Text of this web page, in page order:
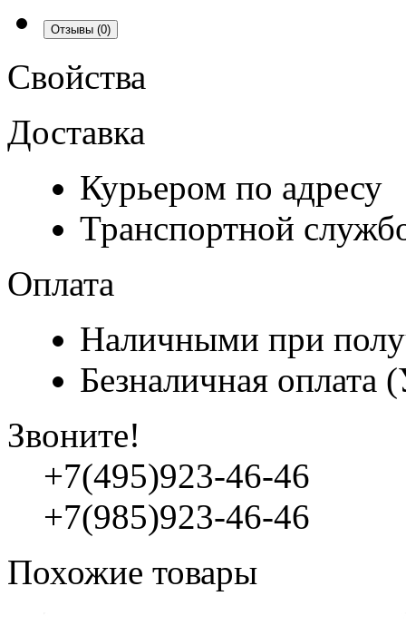
Отзывы (0)
Свойства
Доставка
Курьером по адресу
Транспортной
Оплата
Наличными при
Безналичная
Звоните!
+7(495)923-46-46
+7(985)923-46-46
Похожие товары